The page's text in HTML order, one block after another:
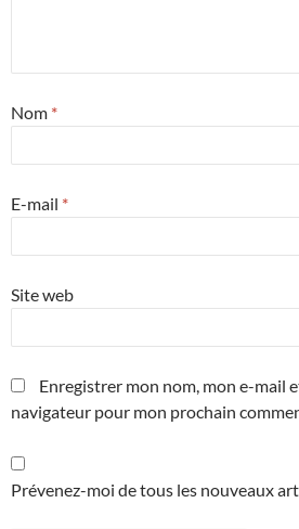
Nom *
E-mail *
Site web
Enregistrer mon nom, mon e-mail
navigateur pour mon prochain
Prévenez-moi de tous les nouveaux